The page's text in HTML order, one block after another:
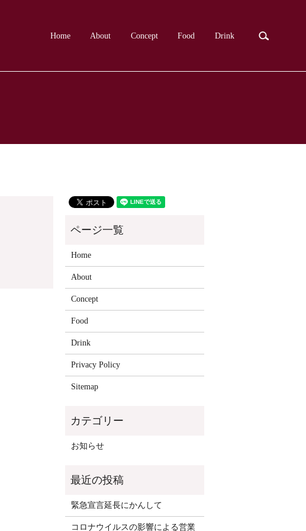
Home About Concept Food Drink
Home
About
Concept
Food
Drink
Privacy Policy
Sitemap
お知らせ
緊急宣言延長にかんして
コロナウイルスの影響による営業